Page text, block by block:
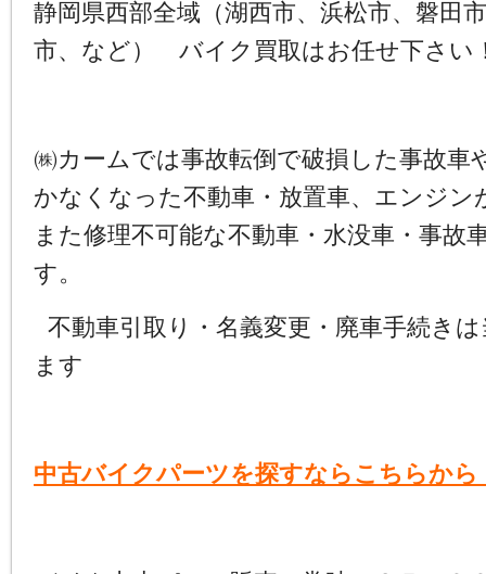
静岡県西部全域（湖西市、浜松市、磐田
市、など） バイク買取はお任せ下さい
㈱カームでは事故転倒で破損した事故車
かなくなった不動車・放置車、エンジン
また修理不可能な不動車・水没車・事故
す。
不動車引取り・名義変更・廃車手続き
ます
中古バイクパーツを探すならこちらから